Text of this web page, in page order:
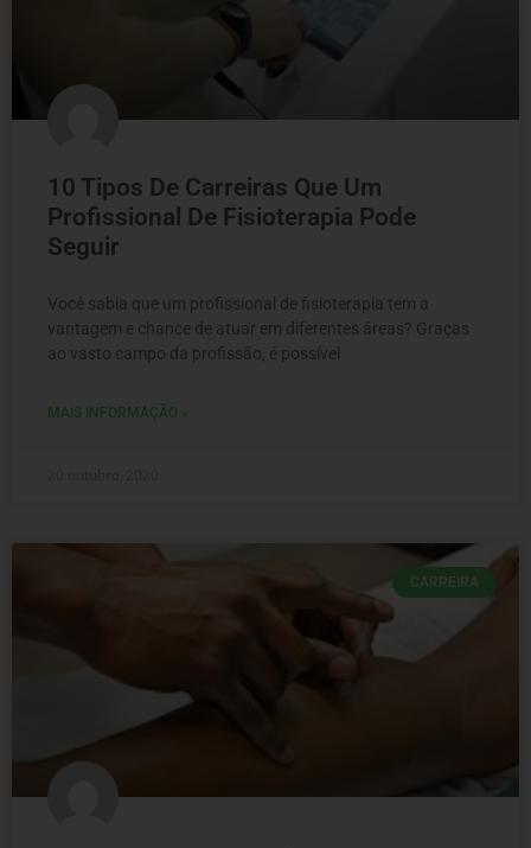
10 Tipos De Carreiras Que Um
Profissional De Fisioterapia Pode
Seguir
Você sabia que um profissional de fisioterapia tem a
vantagem e chance de atuar em diferentes áreas? Graças
ao vasto campo da profissão, é possível
MAIS INFORMAÇÃO »
CARREIRA